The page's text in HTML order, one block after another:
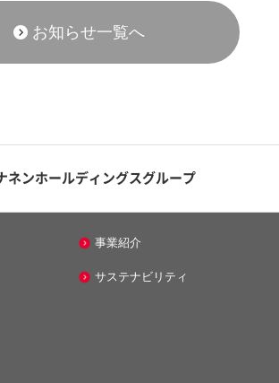
お知らせ一覧へ
ネンホールディングスグループ
事業紹介
サステナビリティ